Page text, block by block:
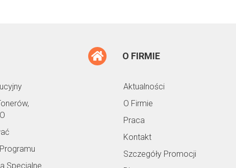
Specjalne
O FIRMIE
Aktualności
O Firmie
Praca
Kontakt
Szczegóły Promocji